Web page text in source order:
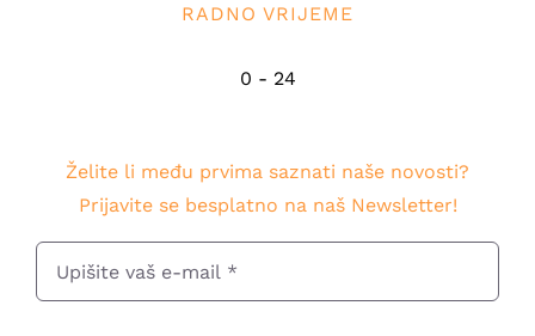
RADNO VRIJEME
0 - 24
Želite li među prvima saznati naše novosti?
Prijavite se besplatno na naš Newsletter!